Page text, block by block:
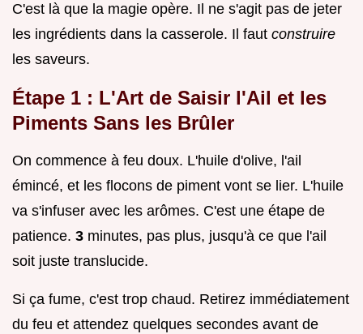
C'est là que la magie opère. Il ne s'agit pas de jeter
les ingrédients dans la casserole. Il faut construire
les saveurs.
Étape 1 : L'Art de Saisir l'Ail et les
Piments Sans les Brûler
On commence à feu doux. L'huile d'olive, l'ail
émincé, et les flocons de piment vont se lier. L'huile
va s'infuser avec les arômes. C'est une étape de
patience. 3 minutes, pas plus, jusqu'à ce que l'ail
soit juste translucide.
Si ça fume, c'est trop chaud. Retirez immédiatement
du feu et attendez quelques secondes avant de